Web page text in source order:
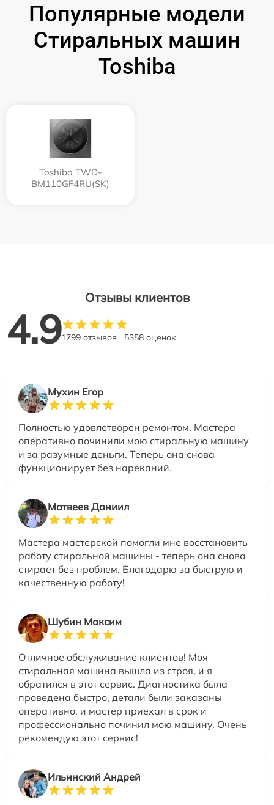
Популярные модели
Стиральных машин
Toshiba
Toshiba TWD-
BM110GF4RU(SK)
Отзывы клиентов
4.91799 отзывов 5358 оценок
Мухин Егор
Полностью удовлетворен ремонтом. Мастера
оперативно починили мою стиральную машину
и за разумные деньги. Теперь она снова
функционирует без нареканий.
Матвеев Даниил
Мастера мастерской помогли мне восстановить
работу стиральной машины - теперь она снова
стирает без проблем. Благодарю за быструю и
качественную работу!
Шубин Максим
Отличное обслуживание клиентов! Моя
стиральная машина вышла из строя, и я
обратился в этот сервис. Диагностика была
проведена быстро, детали были заказаны
оперативно, и мастер приехал в срок и
профессионально починил мою машину. Очень
рекомендую этот сервис!
Ильинский Андрей